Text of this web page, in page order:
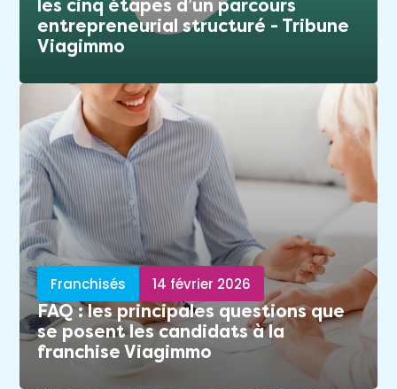
les cinq étapes d’un parcours
entrepreneurial structuré - Tribune
Viagimmo
Franchisés 14 février 2026
FAQ : les principales questions que
se posent les candidats à la
franchise Viagimmo